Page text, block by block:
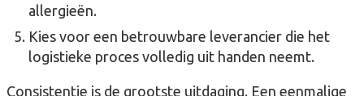
allergieën.
Kies voor een betrouwbare leverancier die het
logistieke proces volledig uit handen neemt.
Consistentie is de grootste uitdaging. Een eenmalige